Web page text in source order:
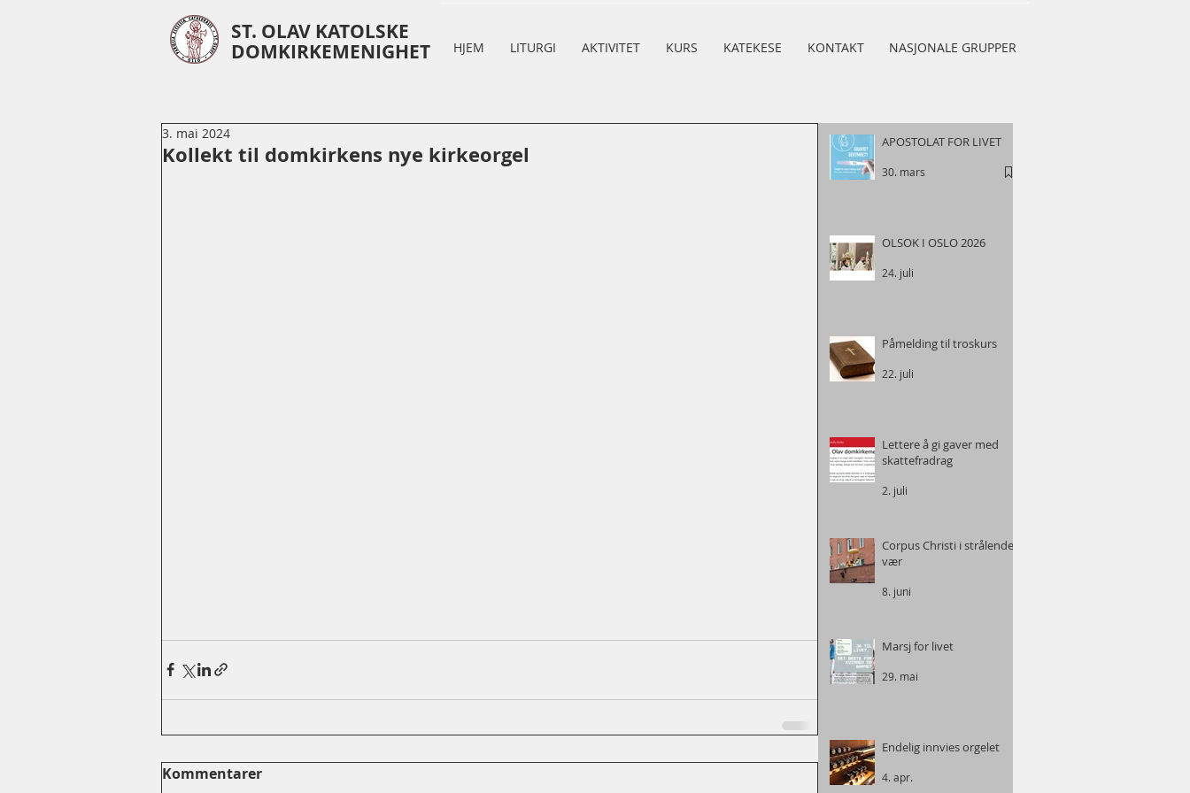
ST. OLAV KATOLSKE
DOMKIRKEMENIGHET HJEM LITURGI AKTIVITET KURS KATEKESE KONTAKT NASJONALE GRUPPER
Kollekt til domkirkens nye kirkeorgel
3. mai 2024
Kommentarer
APOSTOLAT FOR LIVET
30. mars
OLSOK I OSLO 2026
24. juli
Påmelding til troskurs
22. juli
Lettere å gi gaver med
skattefradrag
2. juli
Corpus Christi i strålende
vær
8. juni
Marsj for livet
29. mai
Endelig innvies orgelet
4. apr.